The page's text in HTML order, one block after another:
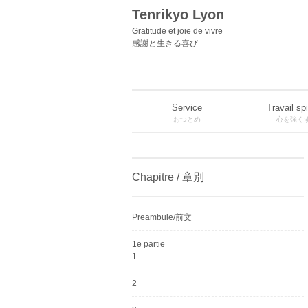
Tenrikyo Lyon
Gratitude et joie de vivre
感謝と生きる喜び
Service
おつとめ
Travail
心を強く
Chapitre / 章別
Preambule/前文
1e partie
1
2